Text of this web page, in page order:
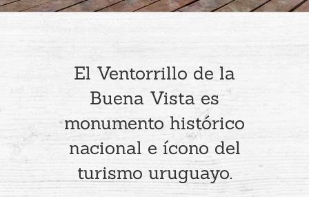
El Ventorrillo de la
Buena Vista es
monumento histórico
nacional e ícono del
turismo uruguayo.